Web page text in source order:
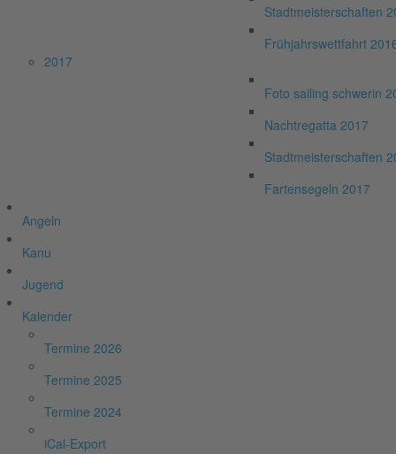
Stadtmeisterschaften
Frühjahrswettfahrt
2017
Foto sailing schwerin
Nachtregatta 2017
Stadtmeisterschaften
Fartensegeln 2017
Angeln
Kanu
Jugend
Kalender
Termine 2026
Termine 2025
Termine 2024
iCal-Export